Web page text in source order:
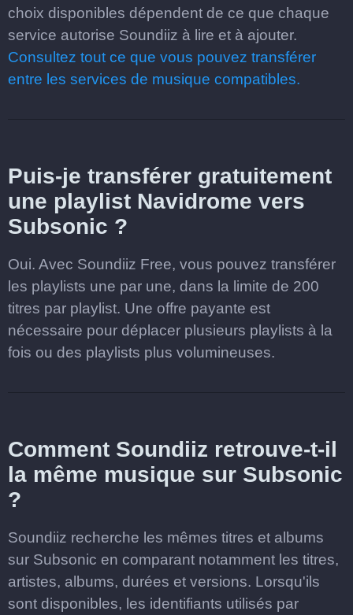
choix disponibles dépendent de ce que chaque
service autorise Soundiiz à lire et à ajouter.
Consultez tout ce que vous pouvez transférer
entre les services de musique compatibles.
Puis-je transférer gratuitement
une playlist Navidrome vers
Subsonic ?
Oui. Avec Soundiiz Free, vous pouvez transférer
les playlists une par une, dans la limite de 200
titres par playlist. Une offre payante est
nécessaire pour déplacer plusieurs playlists à la
fois ou des playlists plus volumineuses.
Comment Soundiiz retrouve-t-il
la même musique sur Subsonic
?
Soundiiz recherche les mêmes titres et albums
sur Subsonic en comparant notamment les titres,
artistes, albums, durées et versions. Lorsqu'ils
sont disponibles, les identifiants utilisés par